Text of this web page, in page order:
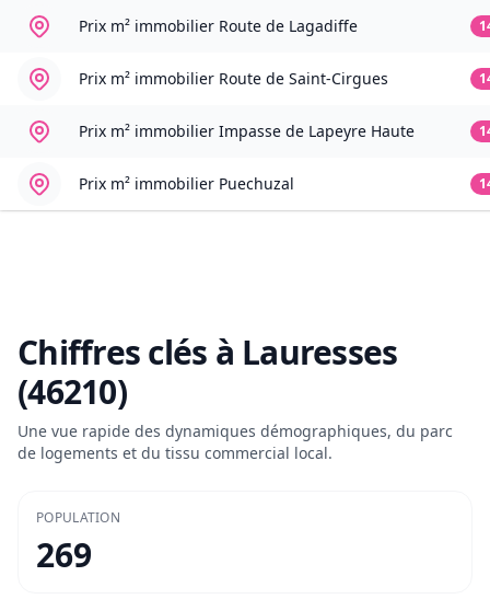
Prix m² immobilier Route de Lagadiffe
Prix m² immobilier Route de Saint-Cirgues
Prix m² immobilier Impasse de Lapeyre Haute
Prix m² immobilier Puechuzal
Chiffres clés à Lauresses
(46210)
Une vue rapide des dynamiques démographiques, du parc
de logements et du tissu commercial local.
POPULATION
269